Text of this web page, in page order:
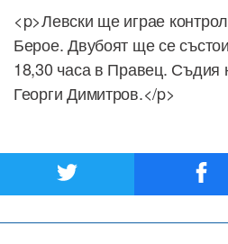
<p>Левски ще играе
Берое. Двубоят ще се
18,30 часа в Правец.
Георги Димитров.</p>